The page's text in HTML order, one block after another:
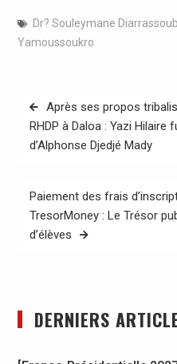
Dr? Souleymane
Yamoussoukro
Navigation
de
l’article
Après ses propos
RHDP à Daloa : Yazi
d’Alphonse Djedjé Mady
Paiement des frais
TresorMoney : Le Trésor
d’élèves
DERNIERS